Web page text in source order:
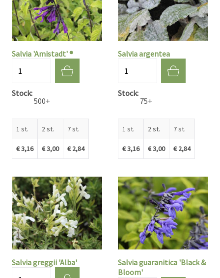
Salvia 'Amistadt' ®
Stock
500+
1 st.
€ 3,16
2 st.
€ 3,00
7 st.
€ 2,84
Salvia argentea
Stock
75+
1 st.
€ 3,16
2 st.
€ 3,00
7 st.
€ 2,84
Salvia greggii 'Alba'
Salvia guaranitica 'Black &
Bloom'